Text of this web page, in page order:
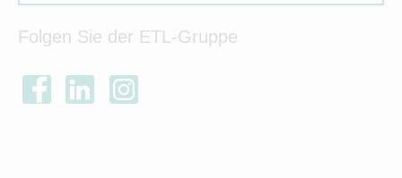
Folgen Sie der ETL-Gruppe